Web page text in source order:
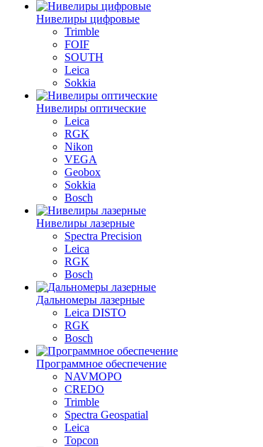
Нивелиры цифровые
Trimble
FOIF
SOUTH
Leica
Sokkia
Нивелиры оптические
Leica
RGK
Nikon
VEGA
Geobox
Sokkia
Bosch
Нивелиры лазерные
Spectra Precision
Leica
RGK
Bosch
Дальномеры лазерные
Leica DISTO
RGK
Bosch
Программное обеспечение
NAVMOPO
CREDO
Trimble
Spectra Geospatial
Leica
Topcon